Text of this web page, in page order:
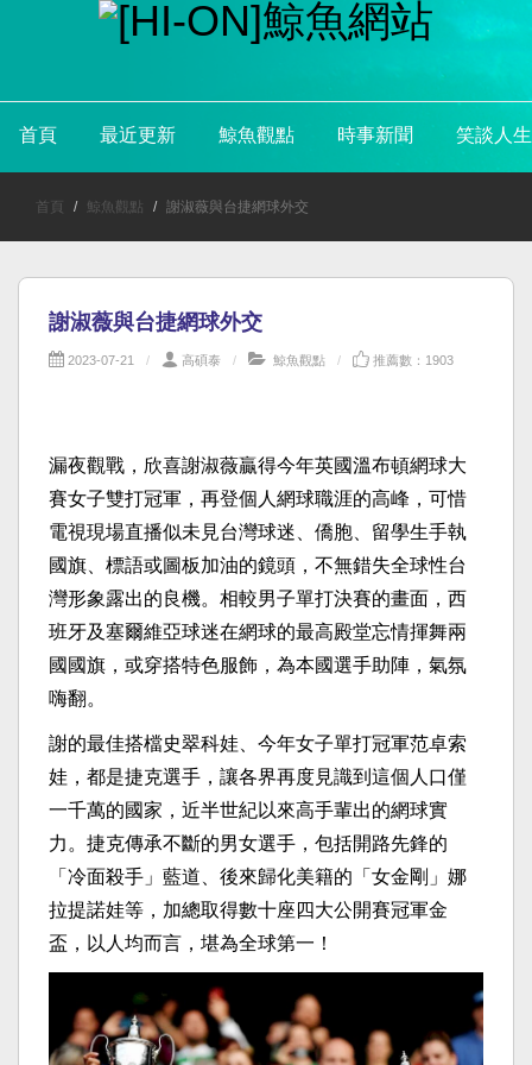
首頁 最近更新 鯨魚觀點 時事新聞 笑談人生
首頁 鯨魚觀點 謝淑薇與台捷網球外交
謝淑薇與台捷網球外交
2023-07-21 高碩泰 鯨魚觀點 推薦數：1903
漏夜觀戰，欣喜謝淑薇贏得今年英國溫布頓網球大
賽女子雙打冠軍，再登個人網球職涯的高峰，可惜
電視現場直播似未見台灣球迷、僑胞、留學生手執
國旗、標語或圖板加油的鏡頭，不無錯失全球性台
灣形象露出的良機。相較男子單打決賽的畫面，西
班牙及塞爾維亞球迷在網球的最高殿堂忘情揮舞兩
國國旗，或穿搭特色服飾，為本國選手助陣，氣氛
嗨翻。
謝的最佳搭檔史翠科娃、今年女子單打冠軍范卓索
娃，都是捷克選手，讓各界再度見識到這個人口僅
一千萬的國家，近半世紀以來高手輩出的網球實
力。捷克傳承不斷的男女選手，包括開路先鋒的
「冷面殺手」藍道、後來歸化美籍的「女金剛」娜
拉提諾娃等，加總取得數十座四大公開賽冠軍金
盃，以人均而言，堪為全球第一！